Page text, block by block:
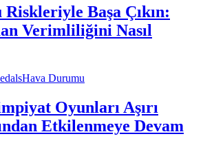
Başa Çıkın:
Verimliliğini Nasıl
Hava Durumu
Oyunları Aşırı
Etkilenmeye Devam